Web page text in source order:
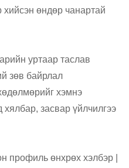
өндөр чанартай
уртаар таслав
зөв байрлал
хэмнэ
засвар үйлчилгээ
профиль өнхрөх хэлбэр |